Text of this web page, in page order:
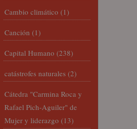
Cambio climático (1)
Canción (1)
Capital Humano (238)
catástrofes naturales (2)
Cátedra "Carmina Roca y
Rafael Pich-Aguiler" de
Mujer y liderazgo (13)